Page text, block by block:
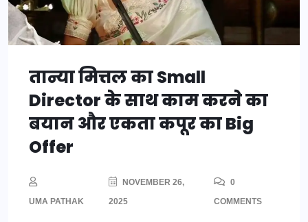
तान्या मित्तल का Small
Director के साथ काम करने का
बयान और एकता कपूर का Big
Offer
UMA PATHAK
NOVEMBER 26,
2025
0
COMMENTS